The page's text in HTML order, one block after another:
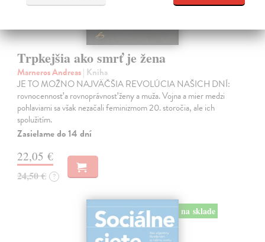
Trpkejšia ako smrť je žena
Marneros Andreas| Kniha
JE TO MOŽNO NAJVÄČŠIA REVOLÚCIA NAŠICH DNÍ:
rovnocennosť a rovnoprávnosť ženy a muža. Vojna a mier medzi
pohlaviami sa však nezačali feminizmom 20. storočia, ale ich
spolužitím.
Zasielame do 14 dní
22,05 €
24,50 € ?
na sklade